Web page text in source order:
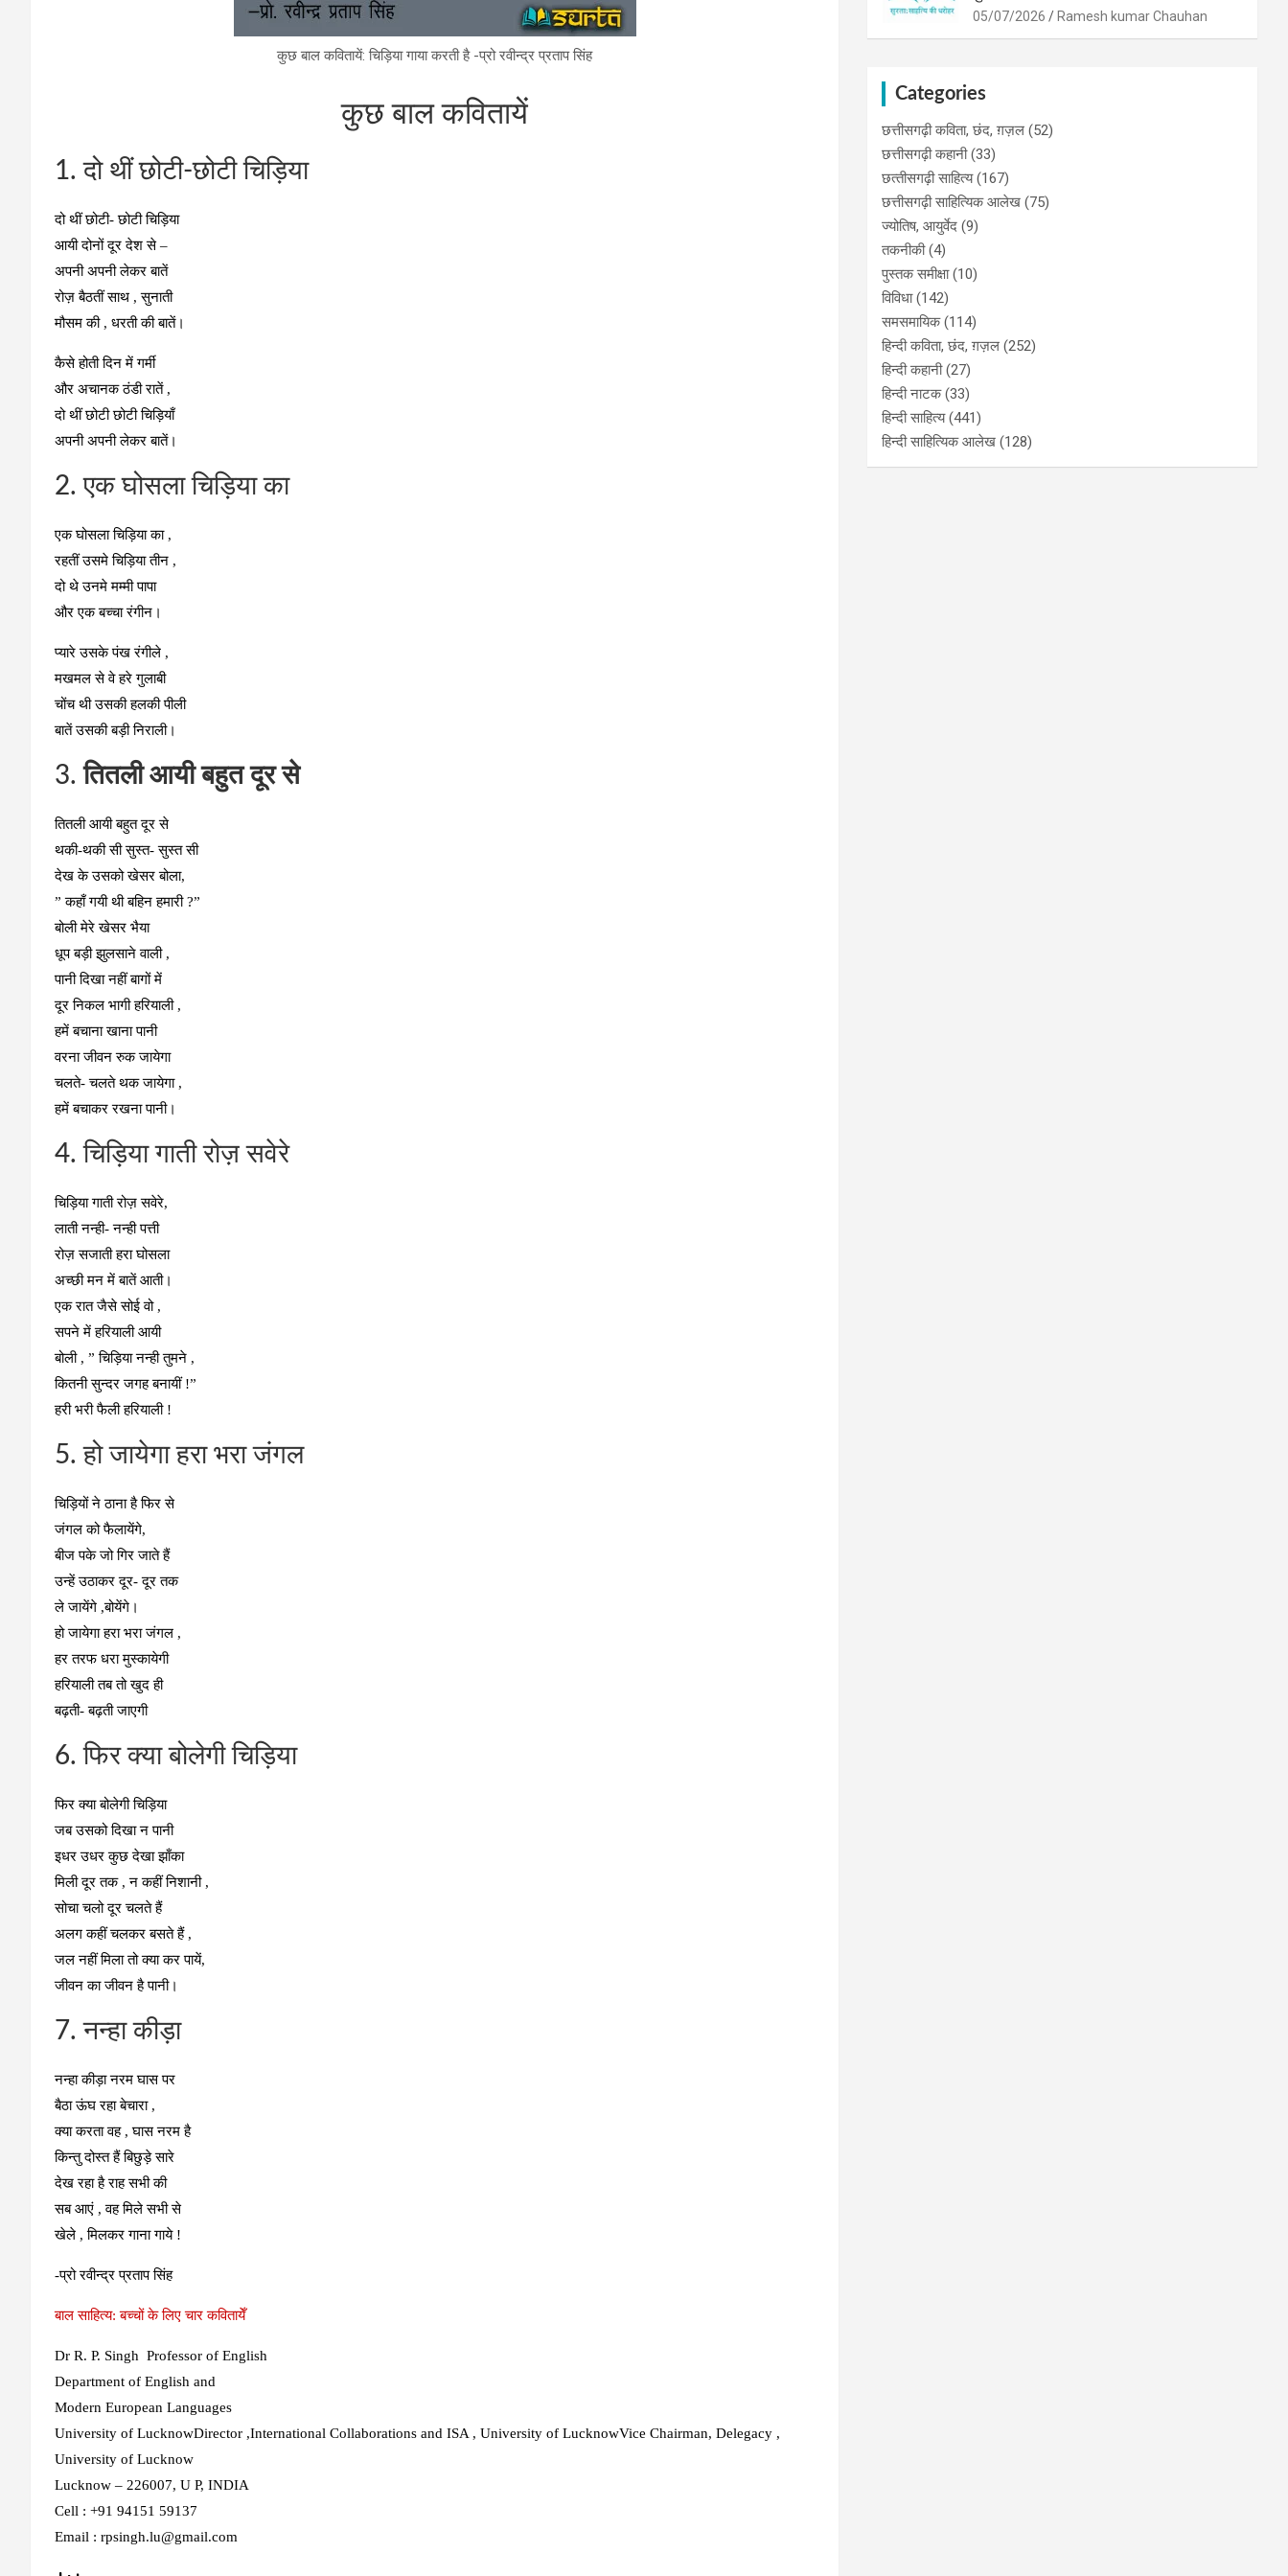
कुछ बाल कवितायें: चिड़िया गाया करती है -प्रो रवीन्द्र प्रताप सिंह
कुछ बाल कवितायें
1. दो थीं छोटी-छोटी चिड़िया
दो थीं छोटी- छोटी चिड़िया
आयी दोनों दूर देश से –
अपनी अपनी लेकर बातें
रोज़ बैठतीं साथ , सुनाती
मौसम की , धरती की बातें।
कैसे होती दिन में गर्मी
और अचानक ठंडी रातें ,
दो थीं छोटी छोटी चिड़ियाँ
अपनी अपनी लेकर बातें।
2. एक घोसला चिड़िया का
एक घोसला चिड़िया का ,
रहतीं उसमे चिड़िया तीन ,
दो थे उनमे मम्मी पापा
और एक बच्चा रंगीन।
प्यारे उसके पंख रंगीले ,
मखमल से वे हरे गुलाबी
चोंच थी उसकी हलकी पीली
बातें उसकी बड़ी निराली।
3.तितली आयी बहुत दूर से
तितली आयी बहुत दूर से
थकी-थकी सी सुस्त- सुस्त सी
देख के उसको खेसर बोला,
” कहाँ गयी थी बहिन हमारी ?”
बोली मेरे खेसर भैया
धूप बड़ी झुलसाने वाली ,
पानी दिखा नहीं बागों में
दूर निकल भागी हरियाली ,
हमें बचाना खाना पानी
वरना जीवन रुक जायेगा
चलते- चलते थक जायेगा ,
हमें बचाकर रखना पानी।
4. चिड़िया गाती रोज़ सवेरे
चिड़िया गाती रोज़ सवेरे,
लाती नन्ही- नन्ही पत्ती
रोज़ सजाती हरा घोसला
अच्छी मन में बातें आती।
एक रात जैसे सोई वो ,
सपने में हरियाली आयी
बोली , ” चिड़िया नन्ही तुमने ,
कितनी सुन्दर जगह बनायीं !”
हरी भरी फैली हरियाली !
5. हो जायेगा हरा भरा जंगल
चिड़ियों ने ठाना है फिर से
जंगल को फैलायेंगे,
बीज पके जो गिर जाते हैं
उन्हें उठाकर दूर- दूर तक
ले जायेंगे ,बोयेंगे।
हो जायेगा हरा भरा जंगल ,
हर तरफ धरा मुस्कायेगी
हरियाली तब तो खुद ही
बढ़ती- बढ़ती जाएगी
6. फिर क्या बोलेगी चिड़िया
फिर क्या बोलेगी चिड़िया
जब उसको दिखा न पानी
इधर उधर कुछ देखा झाँका
मिली दूर तक , न कहीं निशानी ,
सोचा चलो दूर चलते हैं
अलग कहीं चलकर बसते हैं ,
जल नहीं मिला तो क्या कर पायें,
जीवन का जीवन है पानी।
7. नन्हा कीड़ा
नन्हा कीड़ा नरम घास पर
बैठा ऊंघ रहा बेचारा ,
क्या करता वह , घास नरम है
किन्तु दोस्त हैं बिछुड़े सारे
देख रहा है राह सभी की
सब आएं , वह मिले सभी से
खेले , मिलकर गाना गाये !
-प्रो रवीन्द्र प्रताप सिंह
बाल साहित्य: बच्चों के लिए चार कवितायेँ
Dr R. P. Singh Professor of English
Department of English and
Modern European Languages
University of LucknowDirector ,International Collaborations and ISA , University of LucknowVice Chairman, Delegacy ,
University of Lucknow
Lucknow – 226007, U P, INDIA
Cell : +91 94151 59137
Email : rpsingh.lu@gmail.com
05/07/2026 Ramesh kumar Chauhan
Categories
छत्तीसगढ़ी कविता, छंद, ग़ज़ल (52)
छत्तीसगढ़ी कहानी(33)
छत्‍तीसगढ़ी साहित्‍य(167)
छत्तीसगढ़ी साहित्यिक आलेख (75)
ज्योतिष, आयुर्वेद (9)
तकनीकी(4)
पुस्‍तक समीक्षा(10)
विविधा(142)
समसमायिक(114)
हिन्दी कविता, छंद, ग़ज़ल (252)
हिन्दी कहानी(27)
हिन्‍दी नाटक(33)
हिन्दी साहित्य(441)
हिन्दी साहित्यिक आलेख (128)